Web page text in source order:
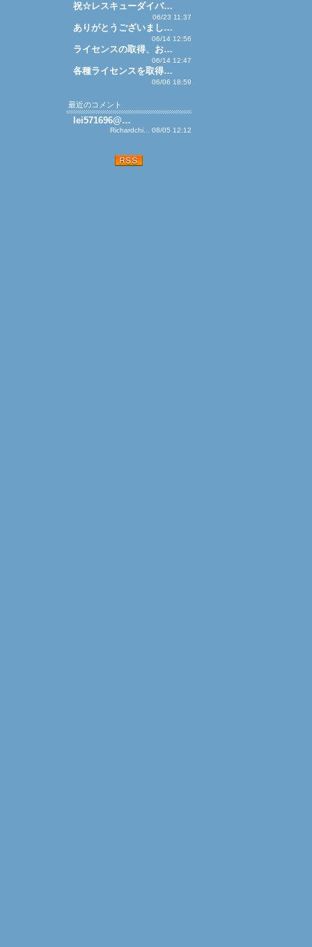
祝☆レスキューダイバ…
06/23 11:37
ありがとうございまし…
06/14 12:56
ライセンスの取得、お…
06/14 12:47
各種ライセンスを取得…
06/06 18:59
最近のコメント
lei571696@…
Richardchi... 08/05 12:12